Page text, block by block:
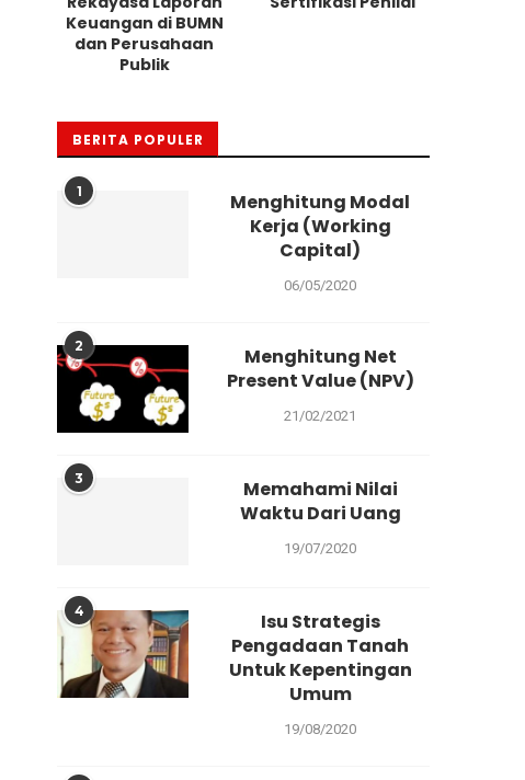
Keuangan di BUMN
dan Perusahaan
Publik
BERITA POPULER
1
Menghitung Modal
Kerja (Working
Capital)
06/05/2020
2
Menghitung Net
Present Value (NPV)
21/02/2021
3
Memahami Nilai
Waktu Dari Uang
19/07/2020
4
Isu Strategis
Pengadaan Tanah
Untuk Kepentingan
Umum
19/08/2020